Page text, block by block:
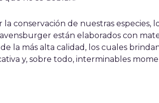
conservación de nuestras especies,
están elaborados con
la más alta calidad, los cuales
y, sobre todo, interminables